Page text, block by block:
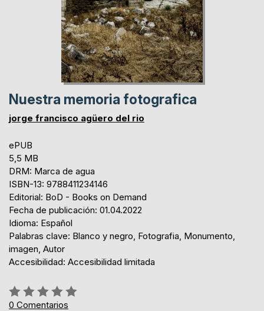
Nuestra memoria fotografica
jorge francisco agüero del rio
ePUB
5,5 MB
DRM: Marca de agua
ISBN-13: 9788411234146
Editorial: BoD - Books on Demand
Fecha de publicación: 01.04.2022
Idioma: Español
Palabras clave: Blanco y negro, Fotografia, Monumento,
imagen, Autor
Accesibilidad: Accesibilidad limitada
Rating:
0%
0 Comentarios